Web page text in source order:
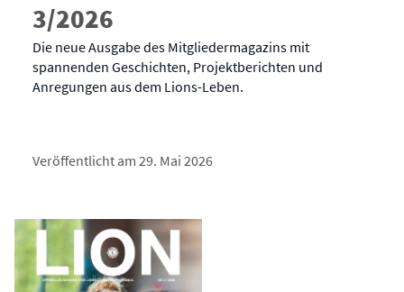
3/2026
Die neue Ausgabe des Mitgliedermagazins mit
spannenden Geschichten, Projektberichten und
Anregungen aus dem Lions-Leben.
Veröffentlicht am 29. Mai 2026